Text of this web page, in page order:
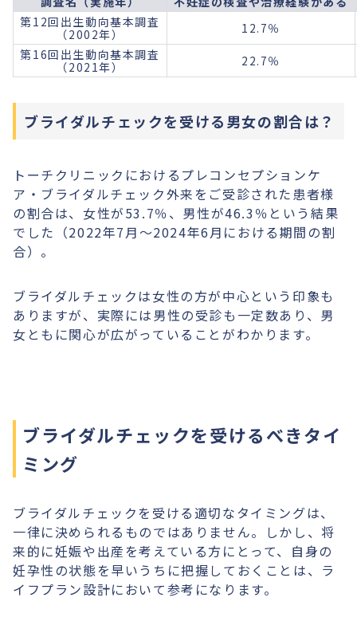
第12回出生動向基本調査
（2002年）
12.7％
第16回出生動向基本調査
（2021年）
22.7％
ブライダルチェックを受ける男女の割合は？
トーチクリニックにおけるプレコンセプションケ
ア・ブライダルチェック外来をご受診された患者様
の割合は、女性が53.7％、男性が46.3％という結果
でした（2022年7月〜2024年6月における期間の割
合）。
ブライダルチェックは女性の方が中心という印象も
ありますが、実際には男性の受診も一定数あり、男
女ともに関心が広がっていることがわかります。
ブライダルチェックを受けるべきタイ
ミング
ブライダルチェックを受ける適切なタイミングは、
一律に決められるものではありません。しかし、将
来的に妊娠や出産を考えている方にとって、自身の
妊孕性の状態を早いうちに把握しておくことは、ラ
イフプラン設計において参考になります。